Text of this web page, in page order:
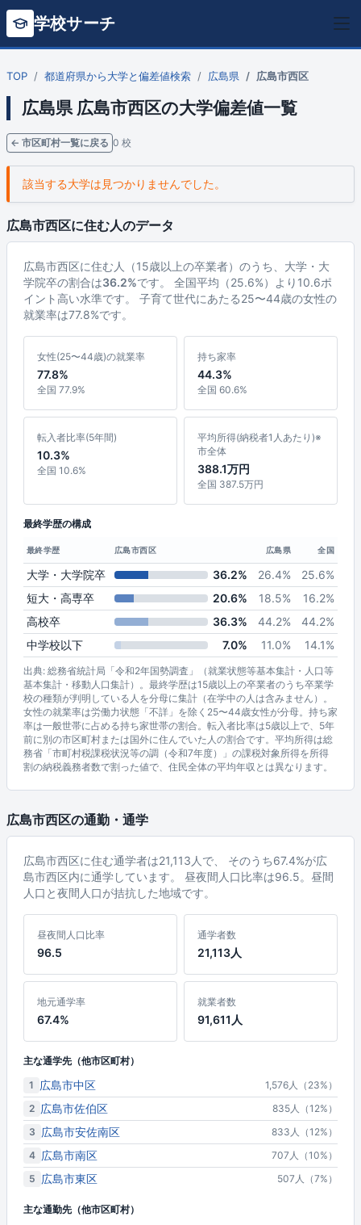
学校サーチ
TOP 都道府県から大学と偏差値検索 広島県 広島市西区
広島県 広島市西区の大学偏差値一覧
← 市区町村一覧に戻る 0 校
該当する大学は見つかりませんでした。
広島市西区に住む人のデータ
広島市西区に住む人（15歳以上の卒業者）のうち、大学・大
学院卒の割合は36.2%です。 全国平均（25.6%）より10.6ポ
イント高い水準です。 子育て世代にあたる25〜44歳の女性の
就業率は77.8%です。
女性(25〜44歳)の就業率
77.8%
全国 77.9%
持ち家率
44.3%
全国 60.6%
転入者比率(5年間)
10.3%
全国 10.6%
平均所得(納税者1人あたり)※
市全体
388.1万円
全国 387.5万円
最終学歴の構成
最終学歴 広島市西区 広島県 全国
大学・大学院卒 36.2% 26.4%
25.6%
短大・高専卒
20.6% 18.5%
16.2%
高校卒
36.3% 44.2%
44.2%
中学校以下
7.0% 11.0% 14.1%
出典: 総務省統計局「令和2年国勢調査」（就業状態等基本集計・人口等
基本集計・移動人口集計）。最終学歴は15歳以上の卒業者のうち卒業学
校の種類が判明している人を分母に集計（在学中の人は含みません）。
女性の就業率は労働力状態「不詳」を除く25〜44歳女性が分母。持ち家
率は一般世帯に占める持ち家世帯の割合。転入者比率は5歳以上で、5年
前に別の市区町村または国外に住んでいた人の割合です。平均所得は総
務省「市町村税課税状況等の調（令和7年度）」の課税対象所得を所得
割の納税義務者数で割った値で、住民全体の平均年収とは異なります。
広島市西区の通勤・通学
広島市西区に住む通学者は21,113人で、 そのうち67.4%が広
島市西区内に通学しています。 昼夜間人口比率は96.5。昼間
人口と夜間人口が拮抗した地域です。
昼夜間人口比率
96.5
通学者数
21,113人
地元通学率
67.4%
就業者数
91,611人
主な通学先（他市区町村）
1 広島市中区
1,576人（23%）
2 広島市佐伯区
835人（12%）
3 広島市安佐南区
833人（12%）
4 広島市南区
707人（10%）
5 広島市東区 507人（7%）
主な通勤先（他市区町村）